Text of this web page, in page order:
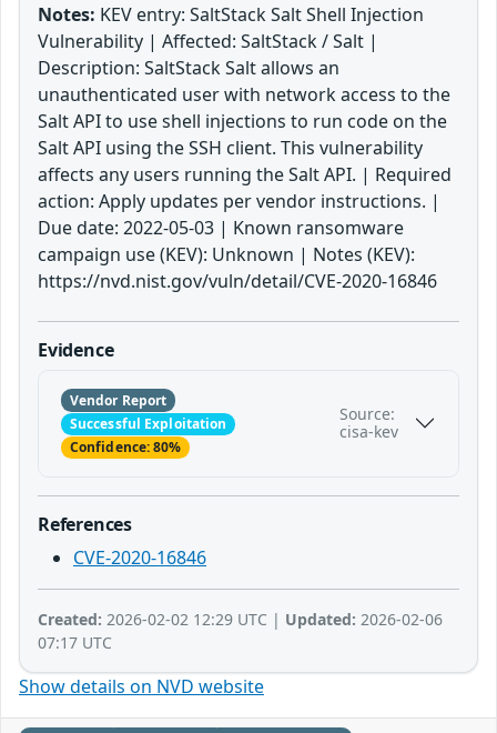
Notes: KEV entry: SaltStack Salt Shell Injection
Vulnerability | Affected: SaltStack / Salt |
Description: SaltStack Salt allows an
unauthenticated user with network access to the
Salt API to use shell injections to run code on the
Salt API using the SSH client. This vulnerability
affects any users running the Salt API. | Required
action: Apply updates per vendor instructions. |
Due date: 2022-05-03 | Known ransomware
campaign use (KEV): Unknown | Notes (KEV):
https://nvd.nist.gov/vuln/detail/CVE-2020-16846
Evidence
Vendor Report
Successful Exploitation
Confidence: 80%
Source:
cisa-kev
References
CVE-2020-16846
Created: 2026-02-02 12:29 UTC | Updated: 2026-02-06
07:17 UTC
Show details on NVD website